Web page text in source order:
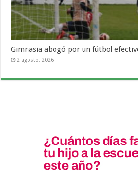
Gimnasia abogó por un fútbol
2 agosto, 2026